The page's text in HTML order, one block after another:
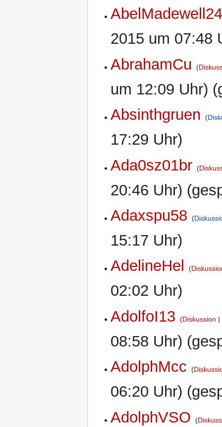
2015 um 07:48
AbrahamCu
um 12:09 Uhr)
Absinthgruen
17:29 Uhr)
Ada0sz01br
20:46 Uhr)
Adaxspu58
15:17 Uhr)
AdelineHel
02:02 Uhr)
AdolfoI13
Diskussion
08:58 Uhr)
AdolphMcc
06:20 Uhr)
AdolphVSO